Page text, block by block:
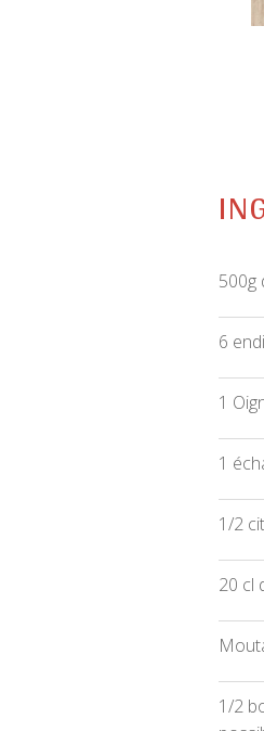
500g
6
1
1
1/2
20 cl
1/2